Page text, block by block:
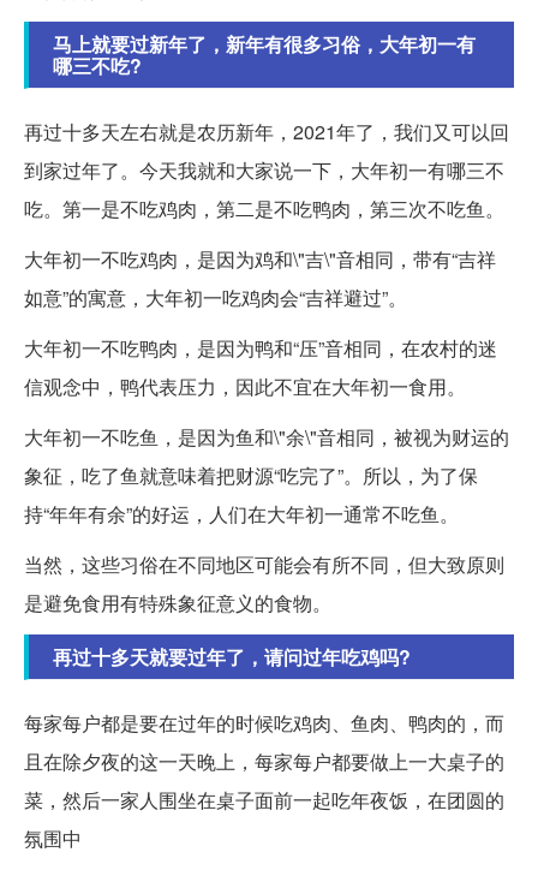
马上就要过新年了，新年有很多习俗，大年初一有
哪三不吃?
再过十多天左右就是农历新年，2021年了，我们又可以回
到家过年了。今天我就和大家说一下，大年初一有哪三不
吃。第一是不吃鸡肉，第二是不吃鸭肉，第三次不吃鱼。
大年初一不吃鸡肉，是因为鸡和\"吉\"音相同，带有“吉祥
如意”的寓意，大年初一吃鸡肉会“吉祥避过”。
大年初一不吃鸭肉，是因为鸭和“压”音相同，在农村的迷
信观念中，鸭代表压力，因此不宜在大年初一食用。
大年初一不吃鱼，是因为鱼和\"余\"音相同，被视为财运的
象征，吃了鱼就意味着把财源“吃完了”。所以，为了保
持“年年有余”的好运，人们在大年初一通常不吃鱼。
当然，这些习俗在不同地区可能会有所不同，但大致原则
是避免食用有特殊象征意义的食物。
再过十多天就要过年了，请问过年吃鸡吗?
每家每户都是要在过年的时候吃鸡肉、鱼肉、鸭肉的，而
且在除夕夜的这一天晚上，每家每户都要做上一大桌子的
菜，然后一家人围坐在桌子面前一起吃年夜饭，在团圆的
氛围中